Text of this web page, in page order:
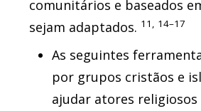
comunitários e baseados
sejam adaptados. 11, 14–17
As seguintes
por grupos cristãos e
ajudar atores